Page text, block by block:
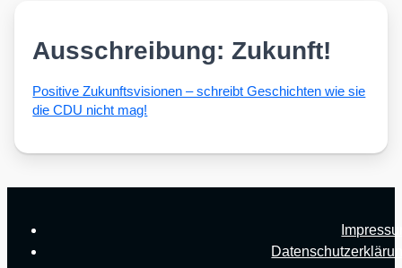
Ausschreibung: Zukunft!
Posi­ti­ve Zukunfts­vi­sio­nen – schreibt Geschich­ten wie sie
die CDU nicht mag!